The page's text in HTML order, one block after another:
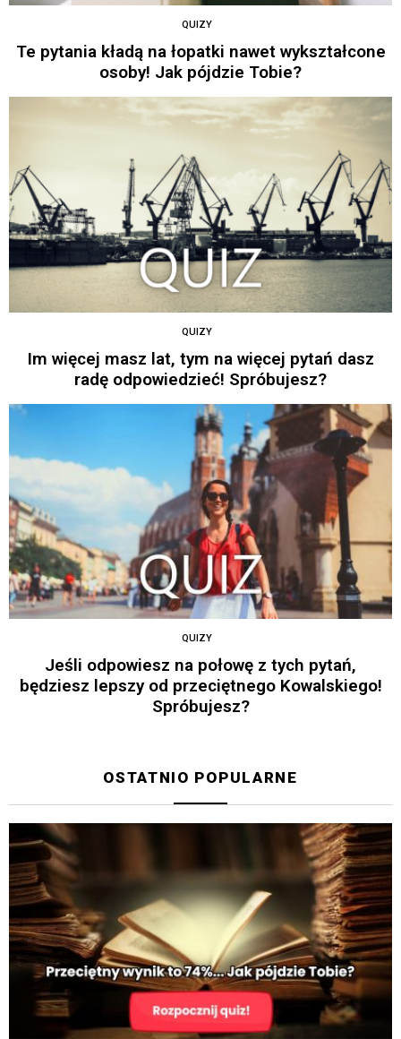
QUIZY
Te pytania kładą na łopatki nawet wykształcone
osoby! Jak pójdzie Tobie?
QUIZY
Im więcej masz lat, tym na więcej pytań dasz
radę odpowiedzieć! Spróbujesz?
QUIZY
Jeśli odpowiesz na połowę z tych pytań,
będziesz lepszy od przeciętnego Kowalskiego!
Spróbujesz?
OSTATNIO POPULARNE